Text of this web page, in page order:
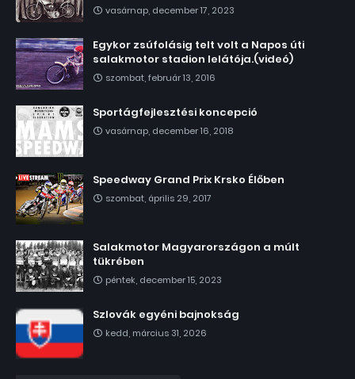
vasárnap, december 17, 2023
Egykor zsúfolásig telt volt a Napos úti
salakmotor stadion lelátója.(videó)
szombat, február 13, 2016
Sportágfejlesztési koncepció
vasárnap, december 16, 2018
Speedway Grand Prix Krsko Élőben
szombat, április 29, 2017
Salakmotor Magyarországon a múlt
tükrében
péntek, december 15, 2023
Szlovák egyéni bajnokság
kedd, március 31, 2026